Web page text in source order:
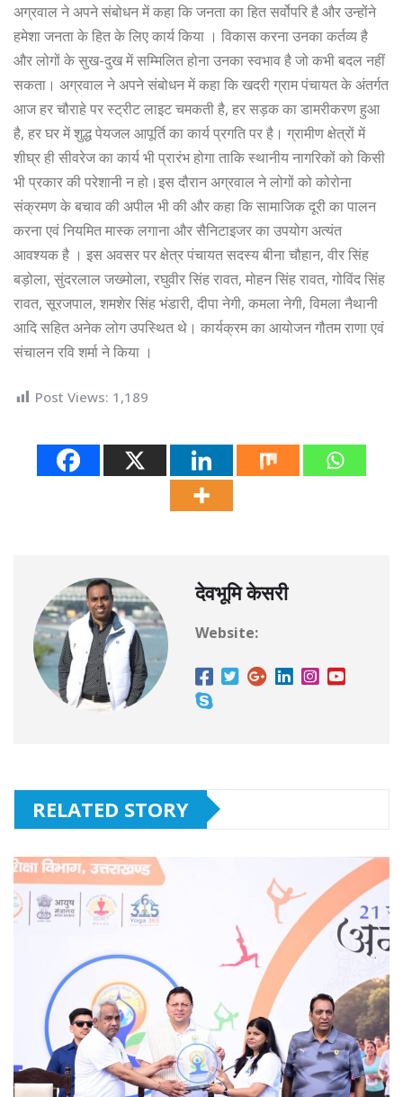
अग्रवाल ने अपने संबोधन में कहा कि जनता का हित सर्वोपरि है और उन्होंने
हमेशा जनता के हित के लिए कार्य किया । विकास करना उनका कर्तव्य है
और लोगों के सुख-दुख में सम्मिलित होना उनका स्वभाव है जो कभी बदल नहीं
सकता। अग्रवाल ने अपने संबोधन में कहा कि खदरी ग्राम पंचायत के अंतर्गत
आज हर चौराहे पर स्ट्रीट लाइट चमकती है, हर सड़क का डामरीकरण हुआ
है, हर घर में शुद्ध पेयजल आपूर्ति का कार्य प्रगति पर है। ग्रामीण क्षेत्रों में
शीघ्र ही सीवरेज का कार्य भी प्रारंभ होगा ताकि स्थानीय नागरिकों को किसी
भी प्रकार की परेशानी न हो।इस दौरान अग्रवाल ने लोगों को कोरोना
संक्रमण के बचाव की अपील भी की और कहा कि सामाजिक दूरी का पालन
करना एवं नियमित मास्क लगाना और सैनिटाइजर का उपयोग अत्यंत
आवश्यक है । इस अवसर पर क्षेत्र पंचायत सदस्य बीना चौहान, वीर सिंह
बड़ोला, सुंदरलाल जख्मोला, रघुवीर सिंह रावत, मोहन सिंह रावत, गोविंद सिंह
रावत, सूरजपाल, शमशेर सिंह भंडारी, दीपा नेगी, कमला नेगी, विमला नैथानी
आदि सहित अनेक लोग उपस्थित थे। कार्यक्रम का आयोजन गौतम राणा एवं
संचालन रवि शर्मा ने किया ।
Post Views: 1,189
देवभूमि केसरी
Website:
RELATED STORY